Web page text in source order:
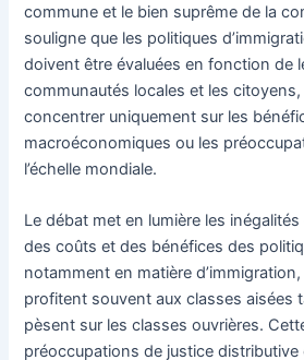
commune et le bien suprême de la
souligne que les politiques
doivent être évaluées en fonction de
communautés locales et les
concentrer uniquement sur les
macroéconomiques ou les
l’échelle mondiale.
Le débat met en lumière les
des coûts et des bénéfices des
notamment en matière
profitent souvent aux classes aisées
pèsent sur les classes ouvrières.
préoccupations de justice distributive